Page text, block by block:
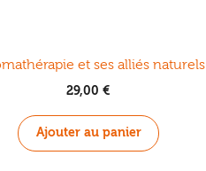
et ses alliés naturels
29,00€
Ajouter au panier